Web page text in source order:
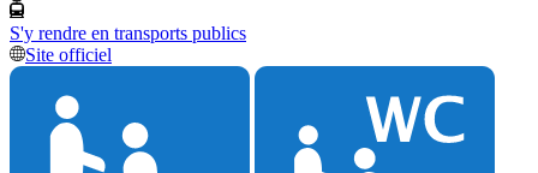
S'y rendre en transports publics
Site officiel